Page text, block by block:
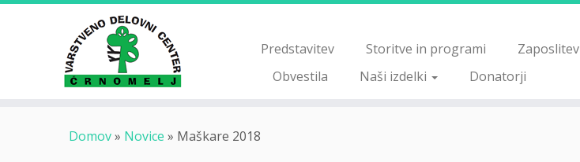
Skoči
Predstavitev Storitve in programi Zaposlitev
Obvestila
Naši izdelki Donatorji
Domov» Novice » Maškare 2018